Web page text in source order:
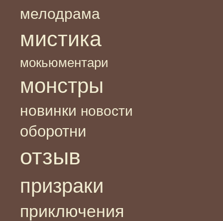
мелодрама
мистика
мокьюментари
монстры
новинки новости
оборотни
отзыв
призраки
приключения